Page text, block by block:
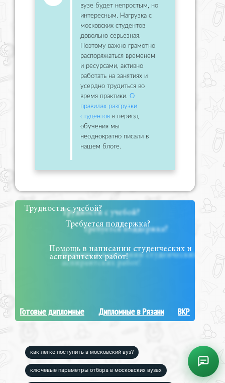
вузе будет непростым, но
интересным. Нагрузка с
московских студентов
довольно серьезная.
Поэтому важно грамотно
распоряжаться временем
и ресурсами, активно
работать на занятиях и
усердно трудиться во
время практики. О
правилах разгрузки
студентов в период
обучения мы
неоднократно писали в
нашем блоге.
Трудности с учебой?
Требуется поддержка?
Помощь в написании студенческих и
аспирантских работ!
Готовые дипломные Дипломные в Рязани ВКР
как легко поступить в московский вуз?
ключевые параметры отбора в московских вузах